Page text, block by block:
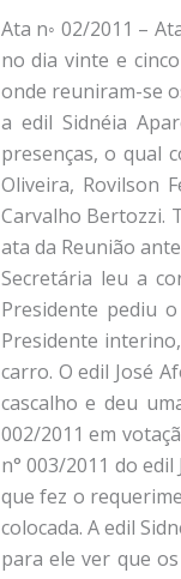
Ata n◦ 02/2011 –
no dia vinte e
onde reuniram-se
a edil Sidnéia
presenças, o qual
Oliveira, Rovilson
Carvalho Bertozzi.
ata da Reunião
Secretária leu a
Presidente pediu
Presidente
carro. O edil José
cascalho e deu
002/2011 em
n° 003/2011 do
que fez o
colocada. A edil
para ele ver que